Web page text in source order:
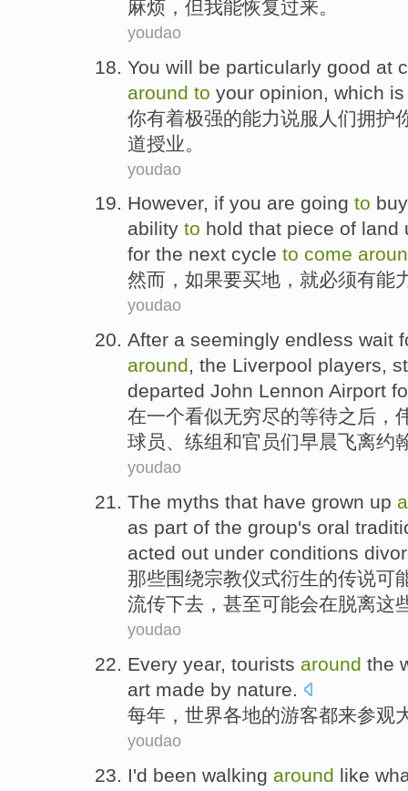
麻烦， 但我能恢复过来。
youdao
You will be particularly good at
around to your opinion which
你有着极强的能力说服 人们拥护
道授业 。
youdao
However, if you are going to buy
ability to hold that piece of land
for the next cycle to come
然而 ， 如果要买地 ， 就必须有能
youdao
After a seemingly endless wait
around, the Liverpool players,
departed John Lennon Airport
在一个看似无穷尽的等待之后，
球员、练组和官员们早晨飞离约
youdao
The myths that have grown up
as part of the group's oral
acted out under conditions
那些围绕宗教仪式衍生的传说可
流传下去 ， 甚至可能会在脱离这
youdao
Every year, tourists around the
art made by nature.
每年 ， 世界各地的游客都来参观
youdao
I'd been walking around like